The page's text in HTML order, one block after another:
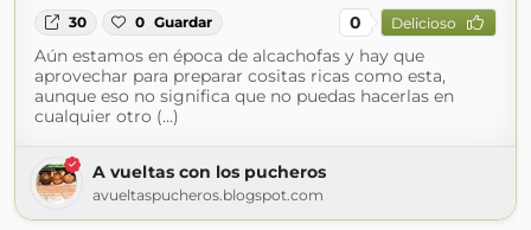
30 0 Guardar 0 Delicioso
Aún estamos en época de alcachofas y hay que
aprovechar para preparar cositas ricas como esta,
aunque eso no significa que no puedas hacerlas en
cualquier otro (...)
A vueltas con los pucheros
avueltaspucheros.blogspot.com